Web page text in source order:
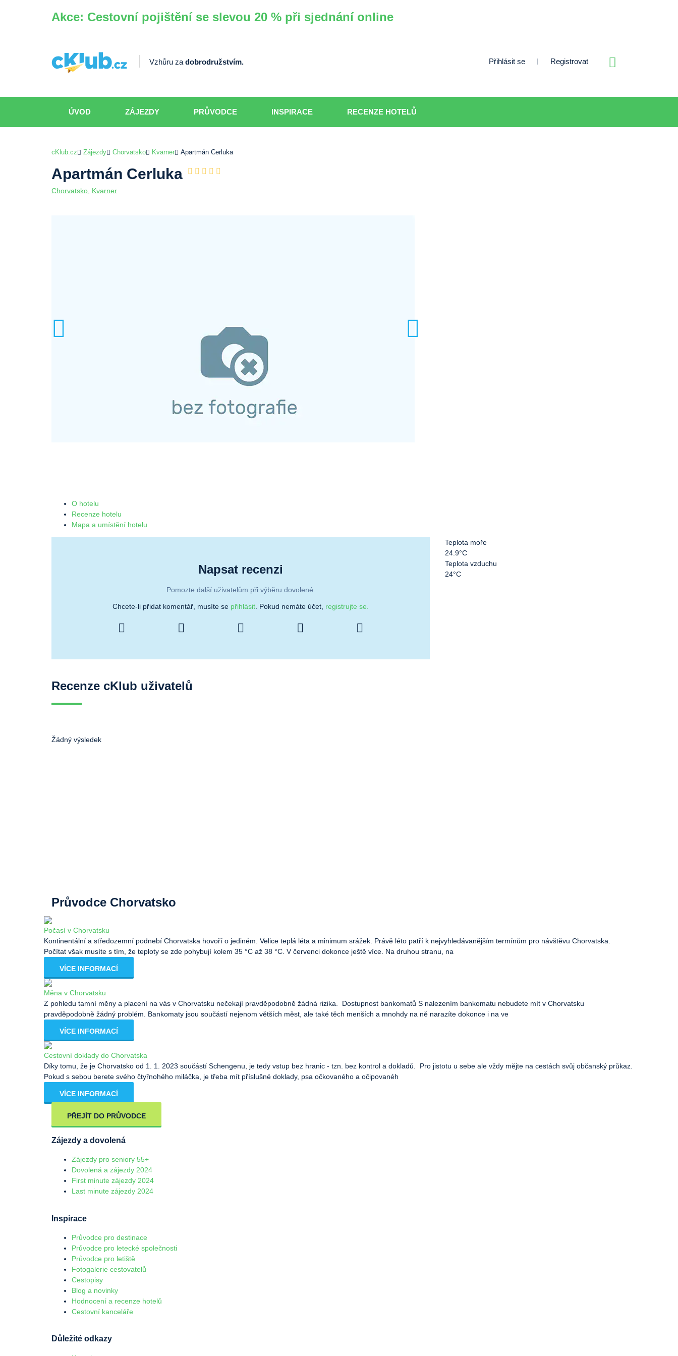
Akce: Cestovní pojištění se slevou 20 % při sjednání online
Vzhůru zadobrodružstvím. Přihlásit se Registrovat
ÚVOD ZÁJEZDY PRŮVODCE INSPIRACE RECENZE HOTELŮ
cKlub.cz Zájezdy Chorvatsko Kvarner Apartmán Cerluka
Apartmán Cerluka
Chorvatsko Kvarner
O hotelu
Recenze hotelu
Mapa a umístění hotelu
Napsat recenzi
Pomozte další uživatelům při výběru dovolené.
Chcete-li přidat komentář, musíte se přihlásit . Pokud nemáte účet, registrujte se.
Recenze cKlub uživatelů
Žádný výsledek
Teplota moře
24.9°C
Teplota vzduchu
24°C
Průvodce Chorvatsko
Počasí v Chorvatsku
Kontinentální a středozemní podnebí Chorvatska hovoří o jediném. Velice teplá léta a minimum srážek. Právě léto patří k nejvyhledávanějším termínům pro návštěvu Chorvatska.
Počítat však musíte s tím, že teploty se zde pohybují kolem 35 °C až 38 °C. V červenci dokonce ještě více. Na druhou stranu, na
VÍCE INFORMACÍ
Měna v Chorvatsku
Z pohledu tamní měny a placení na vás v Chorvatsku nečekají pravděpodobně žádná rizika. Dostupnost bankomatů S nalezením bankomatu nebudete mít v Chorvatsku
pravděpodobně žádný problém. Bankomaty jsou součástí nejenom větších měst, ale také těch menších a mnohdy na ně narazíte dokonce i na ve
VÍCE INFORMACÍ
Cestovní doklady do Chorvatska
Díky tomu, že je Chorvatsko od 1. 1. 2023 součástí Schengenu, je tedy vstup bez hranic - tzn. bez kontrol a dokladů. Pro jistotu u sebe ale vždy mějte na cestách svůj občanský průkaz.
Pokud s sebou berete svého čtyřnohého miláčka, je třeba mít příslušné doklady, psa očkovaného a očipovanéh
VÍCE INFORMACÍ
PŘEJÍT DO PRŮVODCE
Zájezdy a dovolená
Zájezdy pro seniory 55+
Dovolená a zájezdy 2024
First minute zájezdy 2024
Last minute zájezdy 2024
Inspirace
Průvodce pro destinace
Průvodce pro letecké společnosti
Průvodce pro letiště
Fotogalerie cestovatelů
Cestopisy
Blog a novinky
Hodnocení a recenze hotelů
Cestovní kanceláře
Důležité odkazy